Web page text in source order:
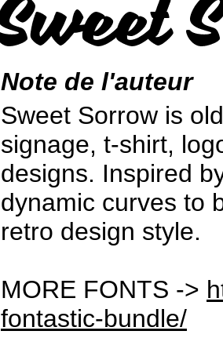
Note de l'auteur
Sweet Sorrow is
signage, t-shirt,
designs. Inspired
dynamic curves to
retro design style.
MORE FONTS ->
fontastic-bundle/